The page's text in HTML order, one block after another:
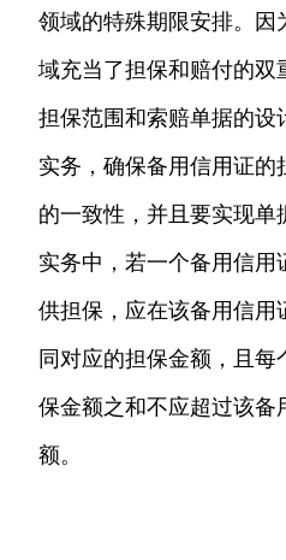
领域的特殊期限安排。因
域充当了担保和赔付的双
担保范围和索赔单据的设
实务，确保备用信用证的
的一致性，并且要实现单
实务中，若一个备用信用
供担保，应在该备用信用
同对应的担保金额，且
保金额之和不应超过该备
额。